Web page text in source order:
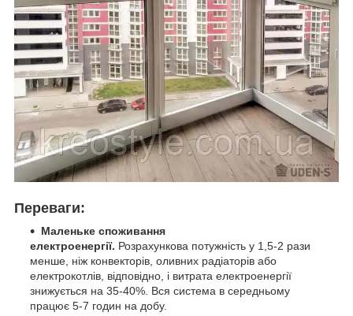
Переваги:
Маленьке споживання
електроенергії. Розрахункова потужність у 1,5-2 рази
менше, ніж конвекторів, оливних радіаторів або
електрокотлів, відповідно, і витрата електроенергії
знижується на 35-40%. Вся система в середньому
працює 5-7 годин на добу.